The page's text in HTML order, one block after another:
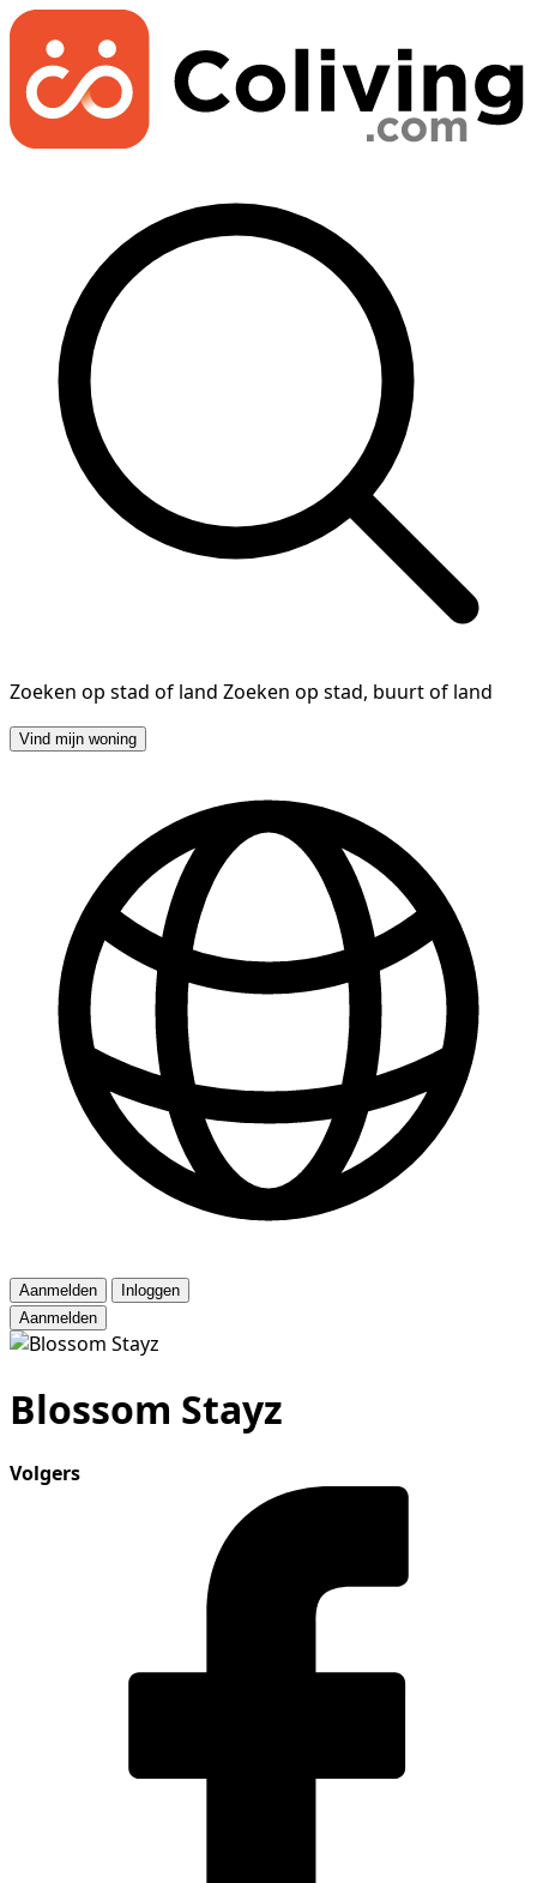
Zoeken op stad of land Zoeken op stad, buurt of land
Vind mijn woning
Aanmelden
Inloggen
Aanmelden
Blossom Stayz
Volgers